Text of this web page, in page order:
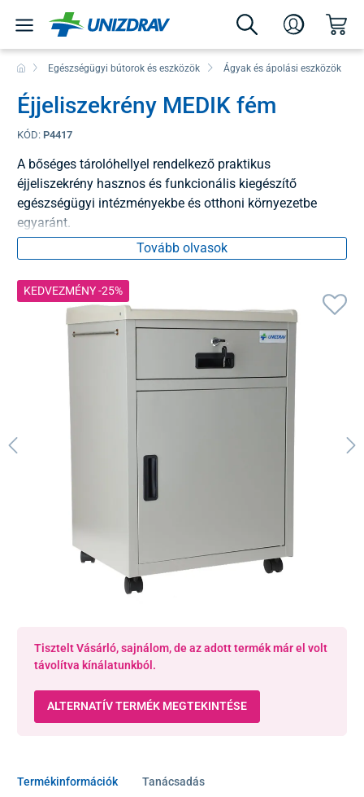
Egészségügyi bútorok és eszközök Ágyak és ápolási eszközök
Éjjeliszekrény MEDIK fém
KÓD: P4417
A bőséges tárolóhellyel rendelkező praktikus
éjjeliszekrény hasznos és funkcionális kiegészítő
egészségügyi intézményekbe és otthoni környezetbe
egyaránt.
Tovább olvasok
KEDVEZMÉNY -25%
Tisztelt Vásárló, sajnálom, de az adott termék már el volt
távolítva kínálatunkból.
ALTERNATÍV TERMÉK MEGTEKINTÉSE
Termékinformációk Tanácsadás